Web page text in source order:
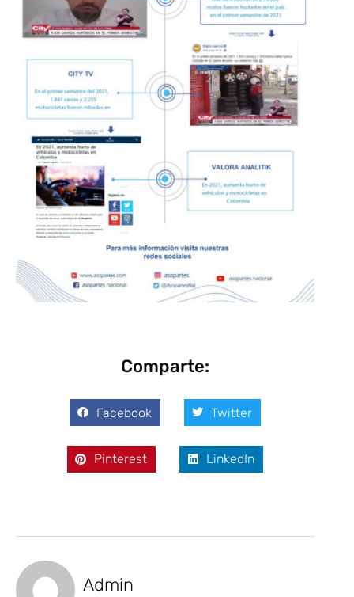
Comparte:
Facebook Twitter
Pinterest LinkedIn
Admin